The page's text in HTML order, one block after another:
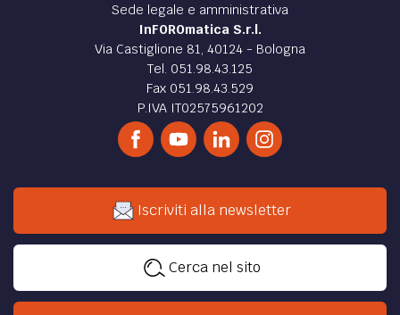
Sede legale e amministrativa
InFOROmatica S.r.l.
Via Castiglione 81, 40124 - Bologna
Tel. 051.98.43.125
Fax 051.98.43.529
P.IVA IT02575961202
Iscriviti alla newsletter
Cerca nel sito